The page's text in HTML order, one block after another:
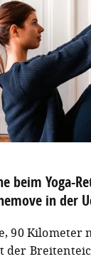
beim Yoga-
in der
90 Kilometer
der